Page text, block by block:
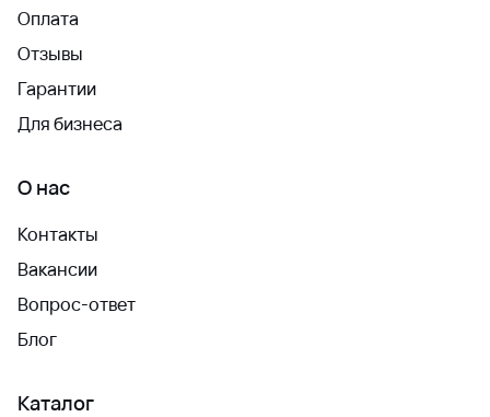
Оплата
Отзывы
Гарантии
Для бизнеса
О нас
Контакты
Вакансии
Вопрос-ответ
Блог
Каталог